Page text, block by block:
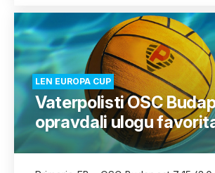
LEN EUROPA CUP
Vaterpolisti OSC
opravdali ulogu